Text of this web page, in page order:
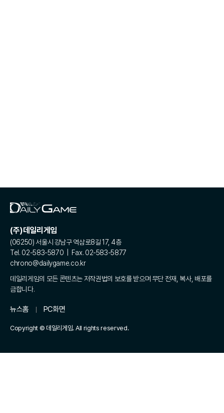
(주)데일리게임
(06250) 서울시 강남구 역삼로8길 17, 4층
Tel. 02-583-5870 | Fax. 02-583-5877
chrono@dailygame.co.kr
데일리게임의 모든 콘텐츠는 저작권법의 보호를 받으며 무단 전재, 복사, 배포를
금합니다.
뉴스홈 PC화면
Copyright © 데일리게임. All rights reserved.